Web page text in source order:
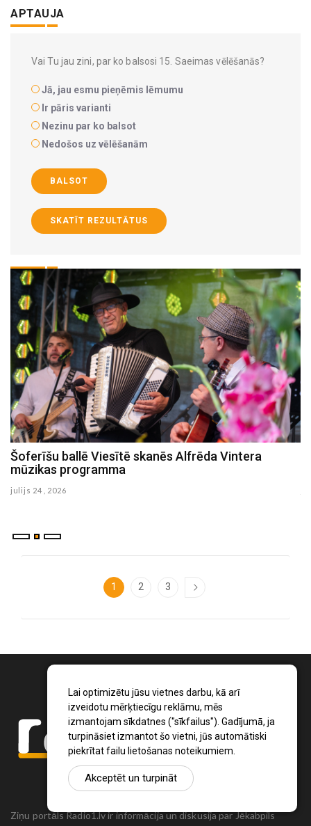
Lai optimizētu jūsu vietnes darbu, kā arī
izveidotu mērķtiecīgu reklāmu, mēs
izmantojam sīkdatnes ("sīkfailus"). Gadījumā, ja
turpināsiet izmantot šo vietni, jūs automātiski
piekrītat failu lietošanas noteikumiem.
Akceptēt un turpināt
APTAUJA
Vai Tu jau zini, par ko balsosi 15. Saeimas vēlēšanās?
Jā, jau esmu pieņēmis lēmumu
Ir pāris varianti
Nezinu par ko balsot
Nedošos uz vēlēšanām
BALSOT
SKATĪT REZULTĀTUS
Studentu īsfilmu festivāls šogad notiks Latgalē un
Sēlijā
julijs 19 , 2026
1 2 3
Ziņu portāls Radio1.lv ir informācija un diskusija par Jēkabpils